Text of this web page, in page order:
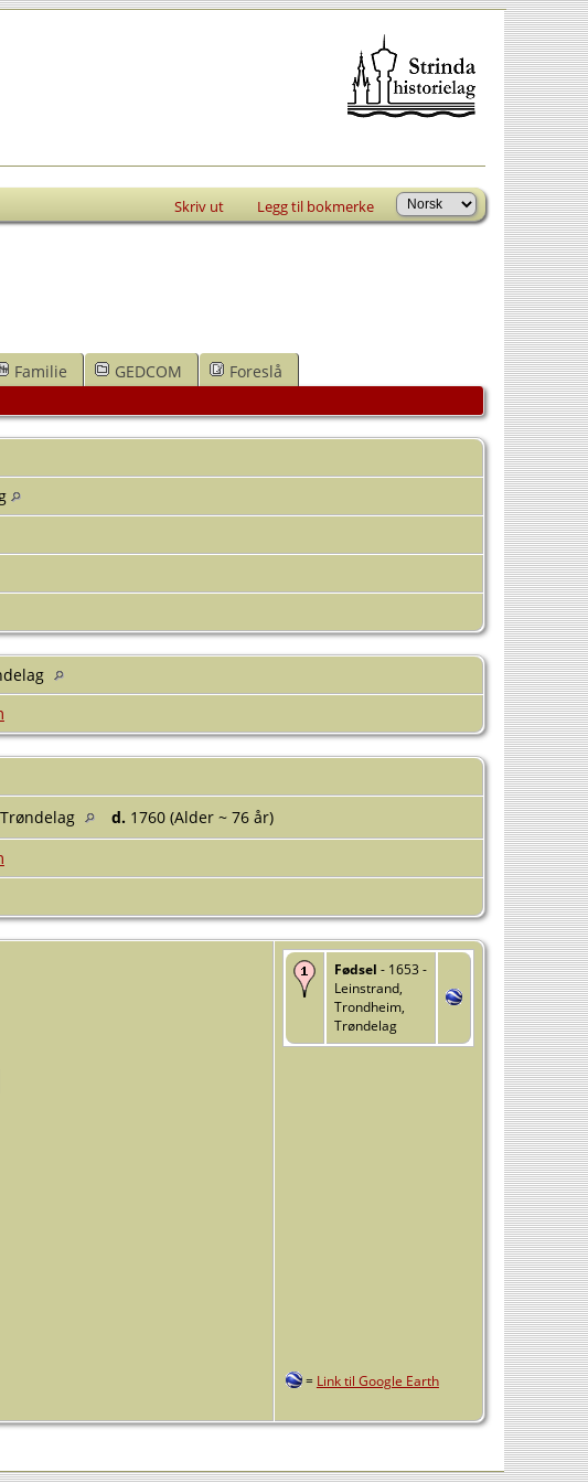
Skriv ut Legg til bokmerke
Familie GEDCOM Foreslå
d. 1760 (Alder ~ 76 år)
Fødsel - 1653 -
Leinstrand,
Trondheim,
Trøndelag
= Link til Google Earth